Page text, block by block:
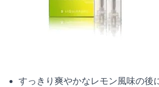
すっきり爽やかなレモン風味の後